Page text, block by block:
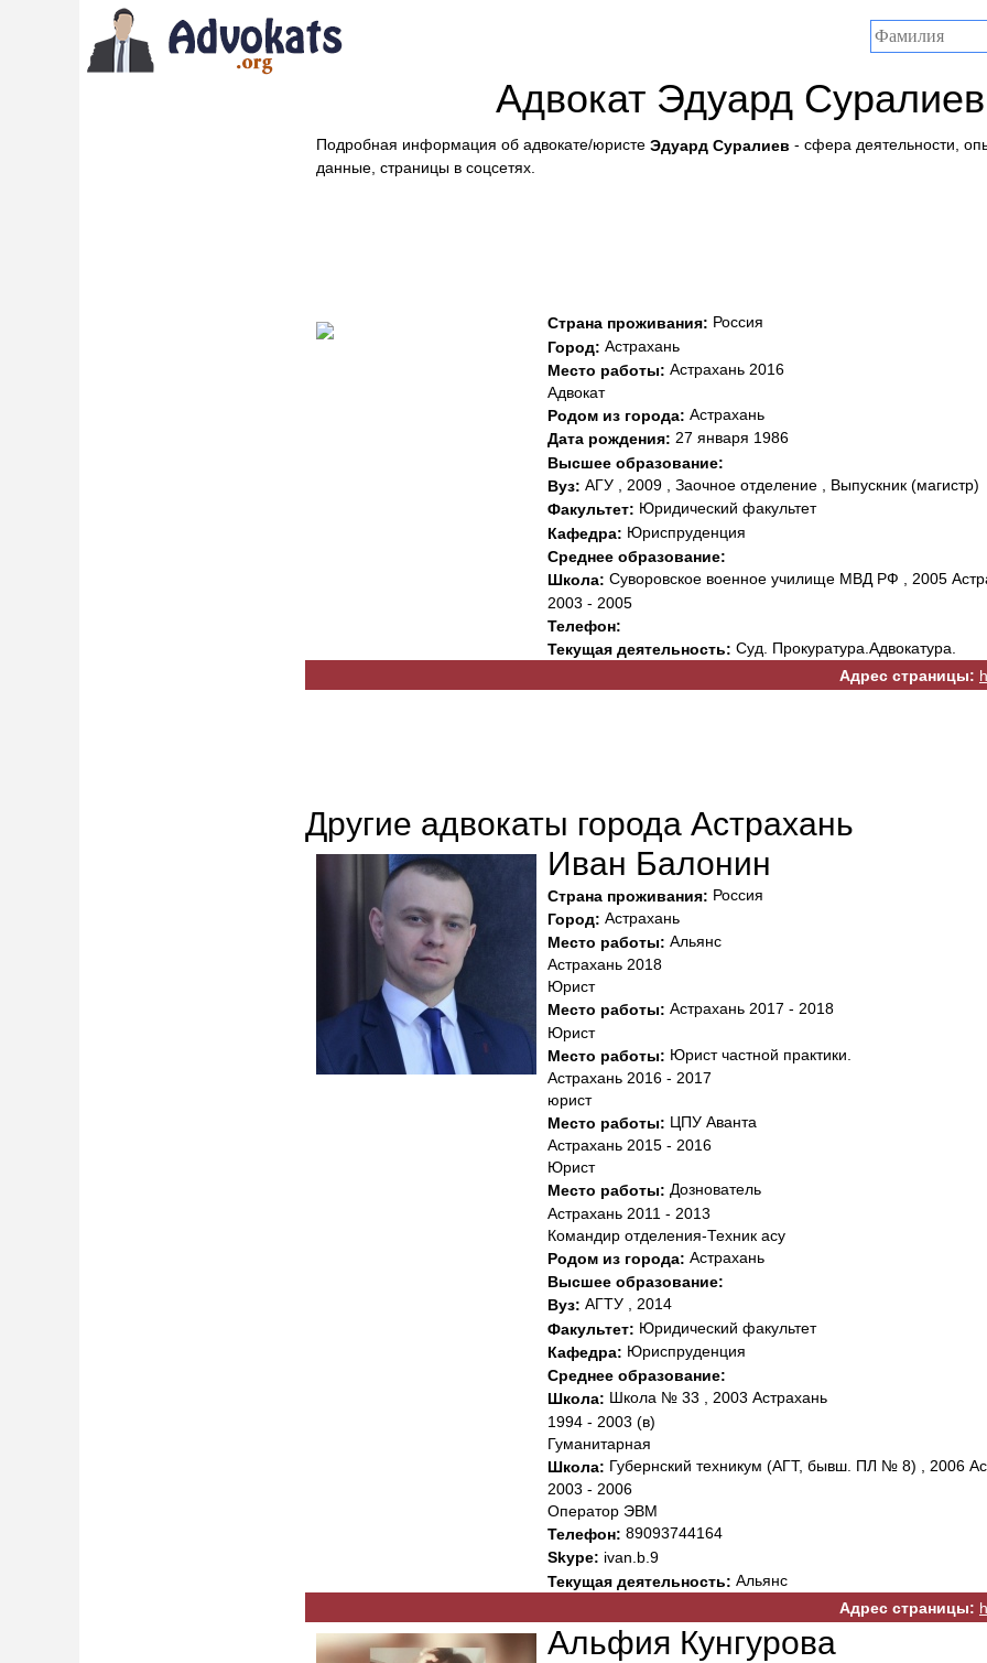
Адвокат Эдуард Суралиев
Подробная информация об адвокате/юристе Эдуард Суралиев - сфера деятельности,
данные, страницы в соцсетях.
Страна проживания: Россия
Город: Астрахань
Место работы: Астрахань 2016
Адвокат
Родом из города: Астрахань
Дата рождения: 27 января 1986
Высшее образование:
Вуз: АГУ , 2009 , Заочное отделение , Выпускник (магистр)
Факультет: Юридический факультет
Кафедра: Юриспруденция
Среднее образование:
Школа: Суворовское военное училище МВД РФ , 2005
2003 - 2005
Телефон:
Текущая деятельность: Суд. Прокуратура.Адвокатура.
Адрес страницы:
Другие адвокаты города Астрахань
Иван Балонин
Страна проживания: Россия
Город: Астрахань
Место работы: Альянс
Астрахань 2018
Юрист
Место работы: Астрахань 2017 - 2018
Юрист
Место работы: Юрист частной практики.
Астрахань 2016 - 2017
юрист
Место работы: ЦПУ Аванта
Астрахань 2015 - 2016
Юрист
Место работы: Дознователь
Астрахань 2011 - 2013
Командир отделения-Техник асу
Родом из города: Астрахань
Высшее образование:
Вуз: АГТУ , 2014
Факультет: Юридический факультет
Кафедра: Юриспруденция
Среднее образование:
Школа: Школа № 33 , 2003 Астрахань
1994 - 2003 (в)
Гуманитарная
Школа: Губернский техникум (АГТ, бывш. ПЛ № 8) , 2006
2003 - 2006
Оператор ЭВМ
Телефон: 89093744164
Skype: ivan.b.9
Текущая деятельность: Альянс
Адрес страницы:
Альфия Кунгурова